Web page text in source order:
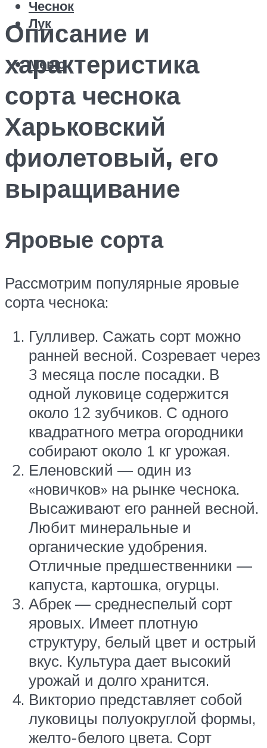
Чеснок
Лук
Меню
Описание и
характеристика
сорта чеснока
Харьковский
фиолетовый, его
выращивание
Яровые сорта
Рассмотрим популярные яровые
сорта чеснока:
Гулливер. Сажать сорт можно
ранней весной. Созревает через
3 месяца после посадки. В
одной луковице содержится
около 12 зубчиков. С одного
квадратного метра огородники
собирают около 1 кг урожая.
Еленовский — один из
«новичков» на рынке чеснока.
Высаживают его ранней весной.
Любит минеральные и
органические удобрения.
Отличные предшественники —
капуста, картошка, огурцы.
Абрек — среднеспелый сорт
яровых. Имеет плотную
структуру, белый цвет и острый
вкус. Культура дает высокий
урожай и долго хранится.
Викторио представляет собой
луковицы полуокруглой формы,
желто-белого цвета. Сорт